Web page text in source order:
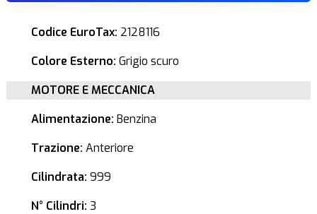
Codice EuroTax: 2128116
Colore Esterno: Grigio scuro
MOTORE E MECCANICA
Alimentazione: Benzina
Trazione: Anteriore
Cilindrata: 999
N° Cilindri: 3